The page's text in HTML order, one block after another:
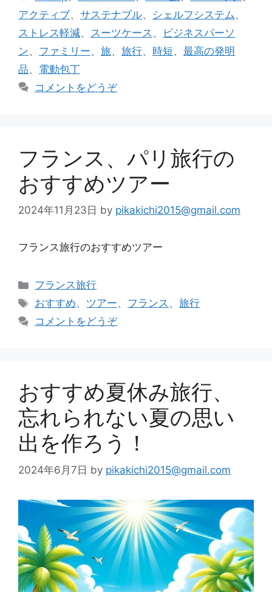
リ
ー
グ
アクティブ、 サステナブル、 シェルフシステム 、
ストレス軽減、 スーツケース 、
ビジネスパーソ
ン、 ファミリー、 旅、 旅行、 時短、 最高の発明
品、 電動包丁
コメントをどうぞ
フランス、パリ旅行の
おすすめツアー
2024年11月23日 by pikakichi2015@gmail.com
フランス旅行のおすすめツアー
カ
テ
リ
フランス旅行
タ
グ
おすすめ、 ツアー、 フランス 、旅行
コメントをどうぞ
おすすめ夏休み旅行、
忘れられない夏の思い
出を作ろう！
2024年6月7日 by pikakichi2015@gmail.com